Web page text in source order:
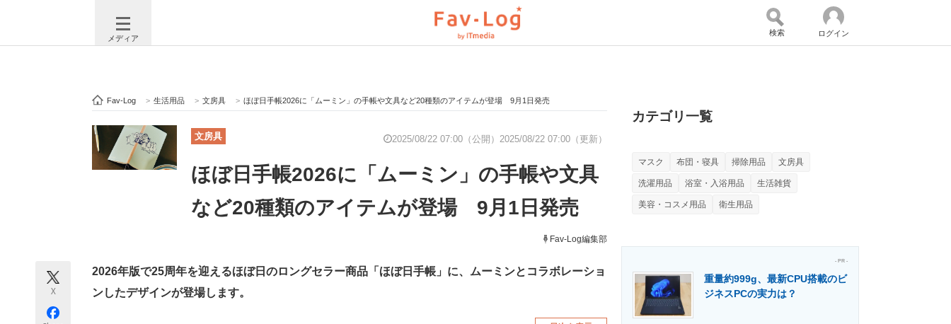
メディア
注目記事を集めた総合ページ ITの今と未来を見通す スマホと通信の最新トレンド
ビジネスと働き方のヒント AI活用のいまが分かる 企業ITのトレンドを詳説 経営リーダーのコミュニティ
製造業のIT導入・活用を支援
エネルギーの専門メディア
検索 ログイン
Fav-Log > 生活用品 > 文房具 > ほぼ日手帳2026に「ムーミン」の手帳や文具など20種類のアイテムが登場 9月1日発売
文房具 2025/08/22 07:00（公開） 2025/08/22 07:00（更新）
ほぼ日手帳2026に「ムーミン」の手帳や文具
など20種類のアイテムが登場 9月1日発売
Fav-Log編集部
X
2026年版で25周年を迎えるほぼ日のロングセラー商品「ほぼ日手帳」に、ムーミンとコラボレーショ
ンしたデザインが登場します。
カテゴリ一覧
マスク 布団・寝具 掃除用品 文房具
洗濯用品 浴室・入浴用品 生活雑貨
美容・コスメ用品 衛生用品
- PR -
重量約999g、最新CPU搭載のビ
ジネスPCの実力は？